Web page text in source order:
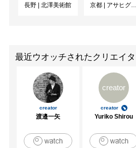
長野 | 北澤美術館
京都 | アサヒグループ大山崎山荘美術館
最近ウオッチされたクリエイ
creator
渡邉一矢
creator
creator
Yuriko Shirou